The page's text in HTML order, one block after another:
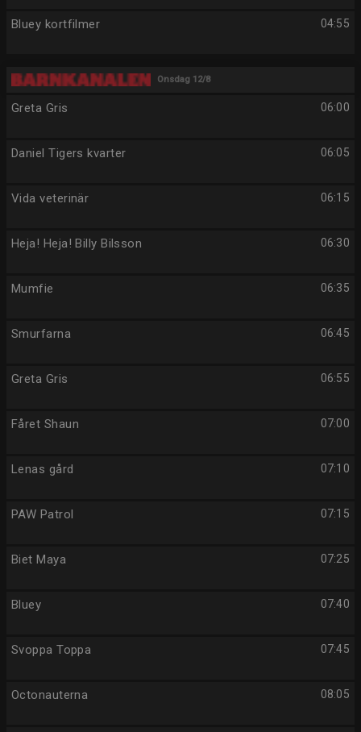
04:55
Bluey kortfilmer
Onsdag 12/8
06:00
Greta Gris
06:05
Daniel Tigers kvarter
06:15
Vida veterinär
06:30
Heja! Heja! Billy Bilsson
06:35
Mumfie
06:45
Smurfarna
06:55
Greta Gris
07:00
Fåret Shaun
07:10
Lenas gård
07:15
PAW Patrol
07:25
Biet Maya
07:40
Bluey
07:45
Svoppa Toppa
08:05
Octonauterna